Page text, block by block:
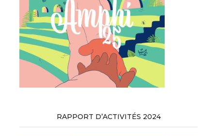
RAPPORT D’ACTIVITÉS 2024